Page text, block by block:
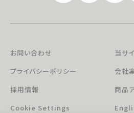
お問い合わせ
当サ
プライバシーポリシー
会社
採用情報
商品
Cookie Settings